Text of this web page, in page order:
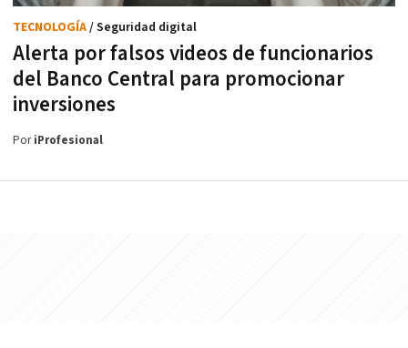
Alerta por falsos videos de funcionarios
del Banco Central para promocionar
inversiones
TECNOLOGÍA/ Seguridad digital
PoriProfesional